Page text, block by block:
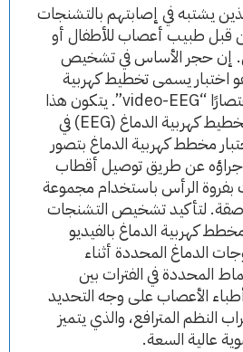
يشتبه في إصابتهم بالتشنجات
قبل طبيب أعصاب للأطفال أو
إن حجر الأساس في تشخيص
اختبار يسمى تخطيط كهربية
الدماغ بالفيديو، أو اختصارًا “video-EEG”. يتكون هذا
الاختبار من الفيديو وتخطيط كهربية الدماغ (EEG) في
مخطط كهربية الدماغ بتصور
عن طريق توصيل أقطاب
الرأس باستخدام مجموعة
لتأكيد تشخيص التشنجات
كهربية الدماغ بالفيديو
الدماغ المحددة أثناء
المحددة في الفترات بين
الأعصاب على وجه التحديد
المترافع، والذي يتميز
عالية السعة.